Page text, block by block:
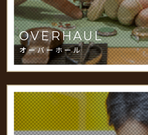
OVERHAUL
オーバーホール